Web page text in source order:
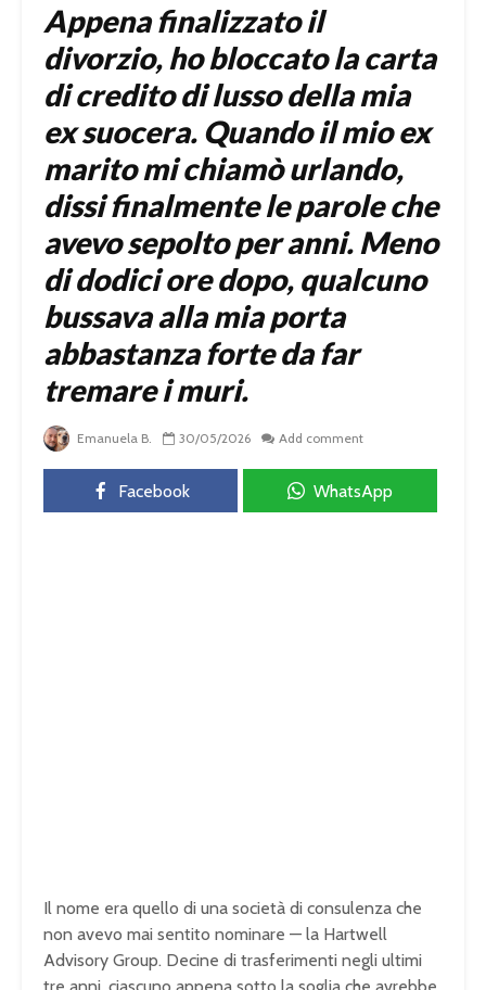
Appena finalizzato il
divorzio, ho bloccato la carta
di credito di lusso della mia
ex suocera. Quando il mio ex
marito mi chiamò urlando,
dissi finalmente le parole che
avevo sepolto per anni. Meno
di dodici ore dopo, qualcuno
bussava alla mia porta
abbastanza forte da far
tremare i muri.
Emanuela B. 30/05/2026 Add comment
Facebook WhatsApp
Il nome era quello di una società di consulenza che
non avevo mai sentito nominare — la Hartwell
Advisory Group. Decine di trasferimenti negli ultimi